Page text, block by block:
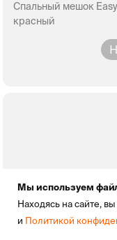
Спальный мешок
красный
Мы используем
Находясь на сайте,
и Политикой